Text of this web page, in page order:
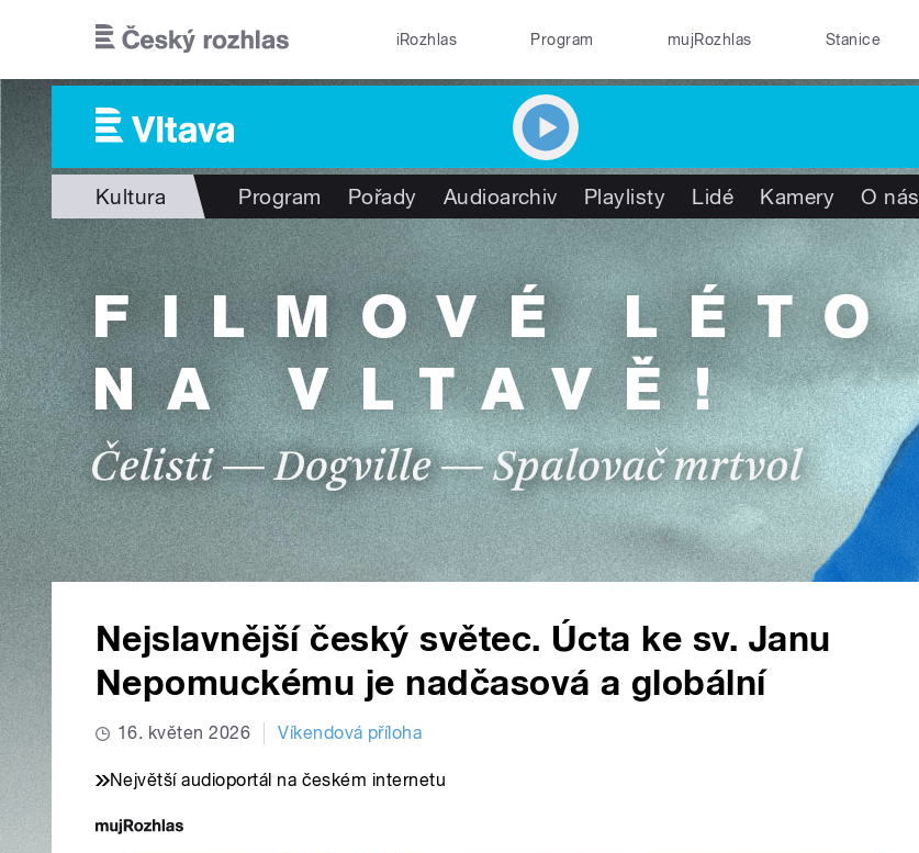
iRozhlas Program mujRozhlas Stanice
Kultura Program Pořady Audioarchiv Playlisty Lidé Kamery O nás
Nejslavnější český světec. Úcta ke sv. Janu
Nepomuckému je nadčasová a globální
16. květen 2026 Víkendová příloha
Největší audioportál na českém internetu